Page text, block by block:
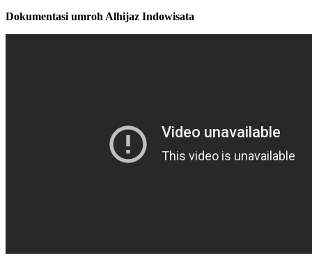
Dokumentasi umroh Alhijaz Indowisata